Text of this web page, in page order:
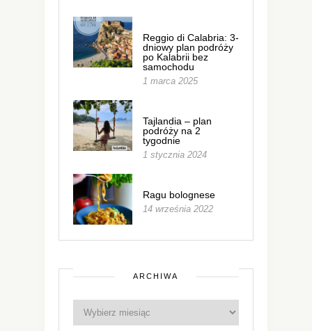
Reggio di Calabria: 3-
dniowy plan podróży
po Kalabrii bez
samochodu
1 marca 2025
Tajlandia – plan
podróży na 2
tygodnie
1 stycznia 2024
Ragu bolognese
14 września 2022
ARCHIWA